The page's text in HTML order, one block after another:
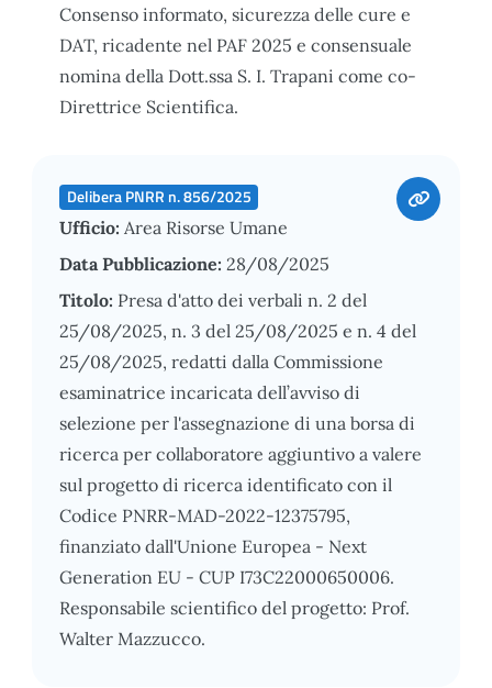
Consenso informato, sicurezza delle cure e
DAT, ricadente nel PAF 2025 e consensuale
nomina della Dott.ssa S. I. Trapani come co-
Direttrice Scientifica.
Delibera PNRR n. 856/2025
Ufficio: Area Risorse Umane
Data Pubblicazione: 28/08/2025
Titolo: Presa d'atto dei verbali n. 2 del
25/08/2025, n. 3 del 25/08/2025 e n. 4 del
25/08/2025, redatti dalla Commissione
esaminatrice incaricata dell’avviso di
selezione per l'assegnazione di una borsa di
ricerca per collaboratore aggiuntivo a valere
sul progetto di ricerca identificato con il
Codice PNRR-MAD-2022-12375795,
finanziato dall'Unione Europea - Next
Generation EU - CUP I73C22000650006.
Responsabile scientifico del progetto: Prof.
Walter Mazzucco.